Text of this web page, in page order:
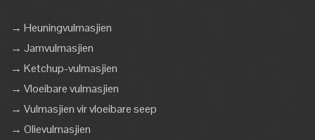
→ Heuningvulmasjien
→ Jamvulmasjien
→ Ketchup-vulmasjien
→ Vloeibare vulmasjien
→ Vulmasjien vir vloeibare seep
→ Olievulmasjien